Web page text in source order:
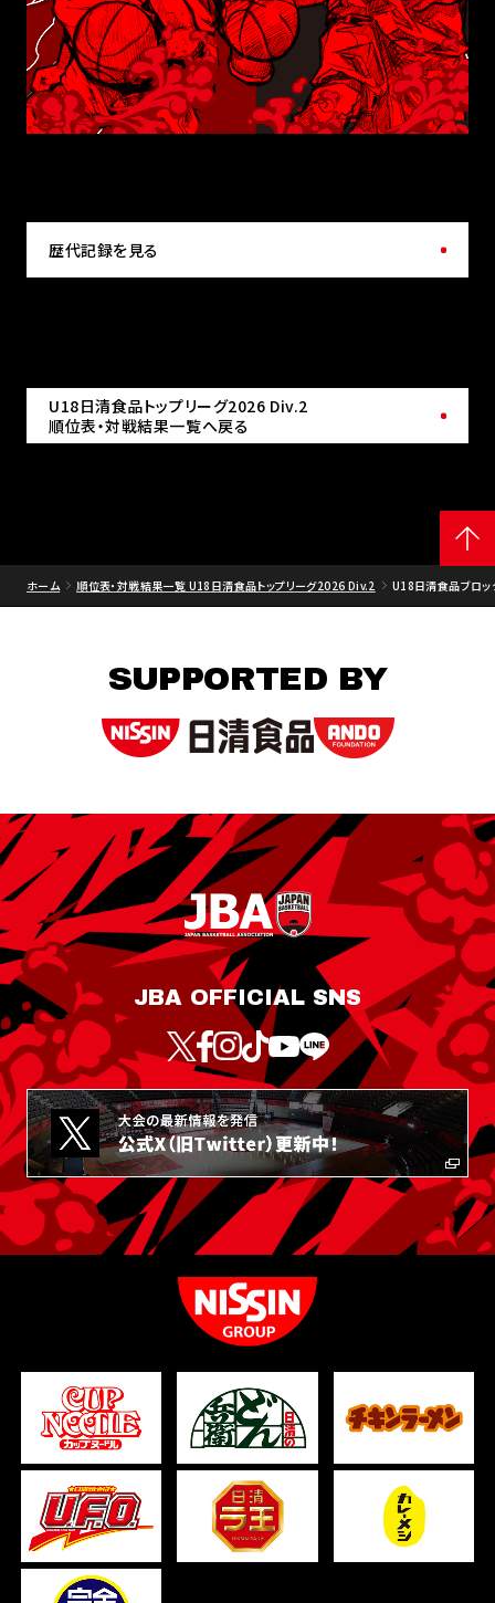
歴代記録を見る
U18日清食品トップリーグ2026 Div.2
順位表・対戦結果一覧へ戻る
ホーム 順位表・対戦結果一覧 U18日清食品トップリーグ2026 Div.2 U18日清食品ブロッ
SUPPORTED BY
JBA OFFICIAL SNS